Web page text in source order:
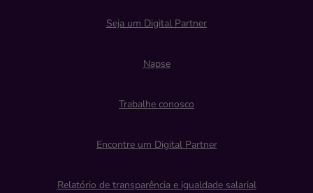
Seja um Digital Partner
Napse
Trabalhe conosco
Encontre um Digital Partner
Relatório de transparência e igualdade salarial